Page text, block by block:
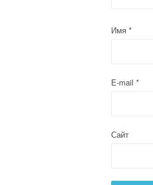
Имя *
E-mail *
Сайт